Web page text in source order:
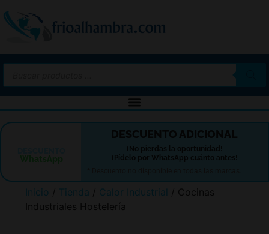
DESCUENTO ADICIONAL
¡No pierdas la oportunidad!
¡Pídelo por WhatsApp cuánto antes!
Inicio / Tienda / Calor Industrial / Cocinas
Industriales Hostelería